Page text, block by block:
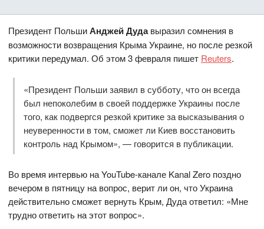
Президент ПольшиАнджей Дудавыразил сомнения в
возможности возвращения Крыма Украине, но после резкой
критики передумал. Об этом 3 февраля пишет Reuters.
«Президент Польши заявил в субботу, что он всегда
был непоколебим в своей поддержке Украины после
того, как подвергся резкой критике за высказывания о
неуверенности в том, сможет ли Киев восстановить
контроль над Крымом», — говорится в публикации.
Во время интервью на YouTube-канале Kanal Zero поздно
вечером в пятницу на вопрос, верит ли он, что Украина
действительно сможет вернуть Крым, Дуда ответил: «Мне
трудно ответить на этот вопрос».